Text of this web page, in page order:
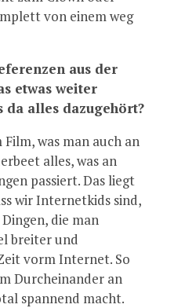
von einem weg
aus der
etwas weiter
alles dazugehört?
was man auch an
alles, was an
passiert. Das liegt
wir Internetkids sind,
die man
breiter und
vorm Internet. So
Durcheinander an
spannend macht.